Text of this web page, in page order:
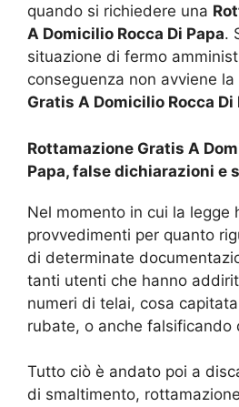
quando si richiedere una
A Domicilio Rocca Di Papa.
situazione di fermo
conseguenza non avviene la
Gratis A Domicilio Rocca Di
Rottamazione Gratis A
Papa, false dichiarazioni e
Nel momento in cui la legge
provvedimenti per quanto
di determinate
tanti utenti che hanno
numeri di telai, cosa
rubate, o anche falsificando
Tutto ciò è andato poi a
di smaltimento,